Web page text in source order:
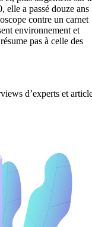
elle a passé douze ans
contre un carnet
environnement et
pas à celle des
d’experts et